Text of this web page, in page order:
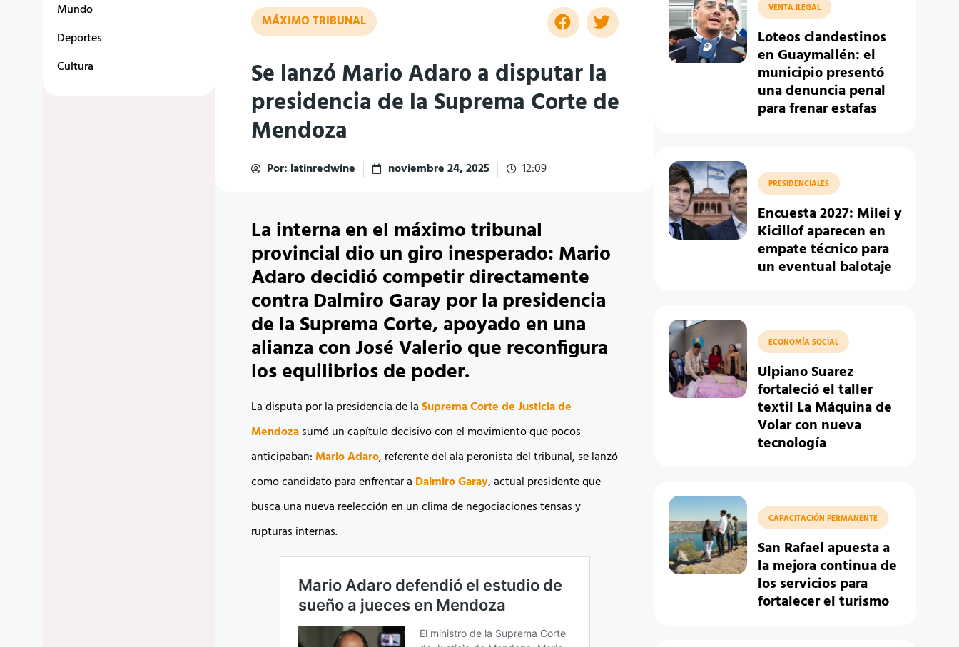
Mundo
Deportes
Cultura
MÁXIMO TRIBUNAL
Se lanzó Mario Adaro a disputar la
presidencia de la Suprema Corte de
Mendoza
Por: latinredwine noviembre 24, 2025 12:09
La interna en el máximo tribunal
provincial dio un giro inesperado: Mario
Adaro decidió competir directamente
contra Dalmiro Garay por la presidencia
de la Suprema Corte, apoyado en una
alianza con José Valerio que reconfigura
los equilibrios de poder.
La disputa por la presidencia de laSuprema Corte de Justicia de
Mendozasumó un capítulo decisivo con el movimiento que pocos
anticipaban:Mario Adaro, referente del ala peronista del tribunal, se lanzó
como candidato para enfrentar a Dalmiro Garay, actual presidente que
busca una nueva reelección en un clima de negociaciones tensas y
rupturas internas.
VENTA ILEGAL
Loteos clandestinos
en Guaymallén: el
municipio presentó
una denuncia penal
para frenar estafas
PRESIDENCIALES
Encuesta 2027: Milei y
Kicillof aparecen en
empate técnico para
un eventual balotaje
ECONOMÍA SOCIAL
Ulpiano Suarez
fortaleció el taller
textil La Máquina de
Volar con nueva
tecnología
CAPACITACIÓN PERMANENTE
San Rafael apuesta a
la mejora continua de
los servicios para
fortalecer el turismo